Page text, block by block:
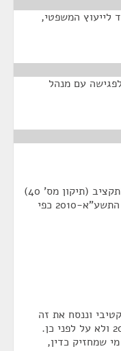
לייעוץ המשפטי,
עם מנהל
אנחנו מצביעים על הצעת חוק יסודות התקציב (תיקון מס' 40)
(פטור מדמי חכירה ליישובי קו עימות), התשע"א-2010 כפי
וננסח את זה
באופן כזה שיהיה ברור שמדובר על 2010 ולא על לפני כן.
שמחזיק כדין,